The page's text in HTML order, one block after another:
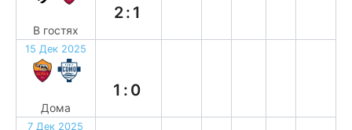
В гостях
2:1
15 Дек 2025
Дома
1:0
7 Дек 2025